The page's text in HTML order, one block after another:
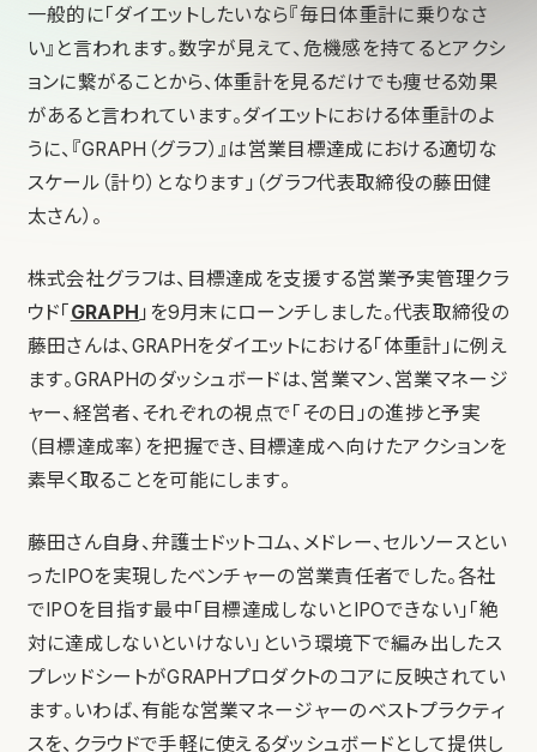
一般的に「ダイエットしたいなら『毎日体重計に乗りなさ
い』と言われます。数字が見えて、危機感を持てるとアクシ
ョンに繋がることから、体重計を見るだけでも痩せる効果
があると言われています。ダイエットにおける体重計のよ
うに、『GRAPH（グラフ）』は営業目標達成における適切な
スケール（計り）となります」（グラフ代表取締役の藤田健
太さん）。
株式会社グラフは、目標達成を支援する営業予実管理クラ
ウド「 GRAPH 」を9月末にローンチしました。代表取締役の
藤田さんは、GRAPHをダイエットにおける「体重計」に例え
ます。GRAPHのダッシュボードは、営業マン、営業マネージ
ャー、経営者、それぞれの視点で「その日」の進捗と予実
（目標達成率）を把握でき、目標達成へ向けたアクションを
素早く取ることを可能にします。
藤田さん自身、弁護士ドットコム、メドレー、セルソースとい
ったIPOを実現したベンチャーの営業責任者でした。各社
でIPOを目指す最中「目標達成しないとIPOできない」「絶
対に達成しないといけない」という環境下で編み出したス
プレッドシートがGRAPHプロダクトのコアに反映されてい
ます。いわば、有能な営業マネージャーのベストプラクティ
スを、クラウドで手軽に使えるダッシュボードとして提供し